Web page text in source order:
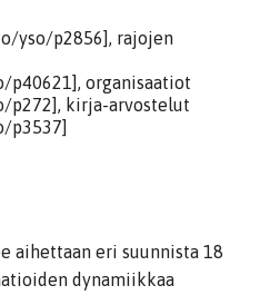
yso/p2856], rajojen
organisaatiot
p272], kirja-arvostelut
p3537]
aihettaan eri suunnista 18
dynamiikkaa